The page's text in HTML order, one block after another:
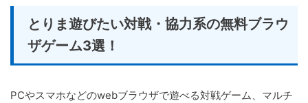
とりま遊びたい対戦・協力系の無料ブラウ
ザゲーム3選！
PCやスマホなどのwebブラウザで遊べる対戦ゲーム、マルチ